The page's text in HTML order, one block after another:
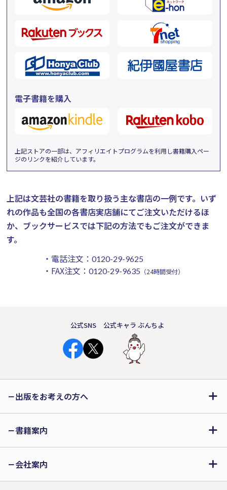
電子書籍を購入
上記ストアの一部は、アフィリエイトプログラムを利用し書籍購入ペー
ジのリンクを紹介しています。
上記は文芸社の書籍を取り扱う主な書店の一例です。 いず
れの作品も全国の各書店実店舗にてご注文いただけるほ
か、ブックサービスでは下記の方法でもご注文ができま
す。
・電話注文： 0120-29-9625
・FAX注文： 0120-29-9635 （24時間受付）
公式SNS 公式キャラ ぶんちよ
出版をお考えの方へ
書籍案内
会社案内